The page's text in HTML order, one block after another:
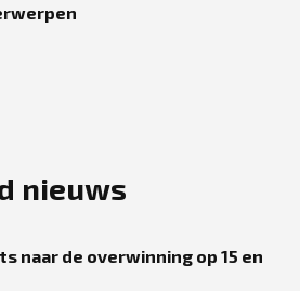
nieuws
naar de overwinning op 15 en